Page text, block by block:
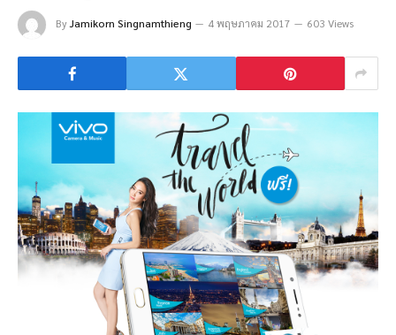
ByJamikorn Singnamthieng 4 พฤษภาคม 2017 603 Views